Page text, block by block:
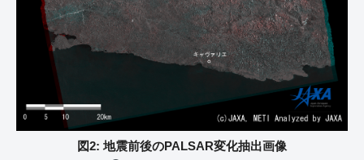
図2: 地震前後のPALSAR変化抽出画像